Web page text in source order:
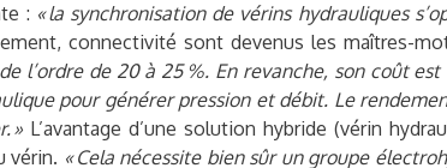
: « la synchronisation de vérins hydrauliques
connectivité sont devenus les maîtres-
l’ordre de 20 à 25 %. En revanche, son coût
pour générer pression et débit. Le
» L’avantage d’une solution hybride (vérin
vérin. « Cela nécessite bien sûr un groupe